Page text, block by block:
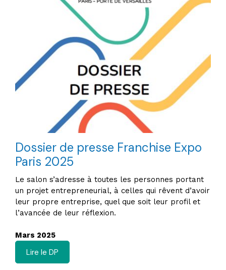
Dossier de presse Franchise Expo
Paris 2025
Le salon s’adresse à toutes les personnes portant
un projet entrepreneurial, à celles qui rêvent d’avoir
leur propre entreprise, quel que soit leur profil et
l’avancée de leur réflexion.
Mars 2025
Lire le DP